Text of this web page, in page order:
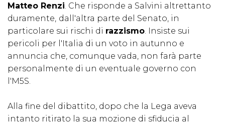
Matteo Renzi. Che risponde a Salvini altrettanto
duramente, dall'altra parte del Senato, in
particolare sui rischi di razzismo. Insiste sui
pericoli per l'Italia di un voto in autunno e
annuncia che, comunque vada, non farà parte
personalmente di un eventuale governo con
l'M5S.
Alla fine del dibattito, dopo che la Lega aveva
intanto ritirato la sua mozione di sfiducia al